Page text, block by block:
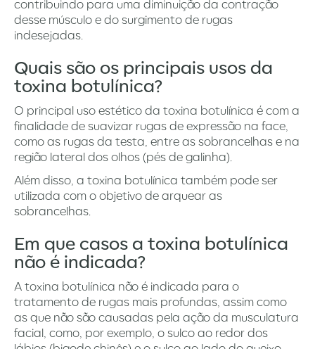
contribuindo para uma diminuição da contração
desse músculo e do surgimento de rugas
indesejadas.
Quais são os principais usos da
toxina botulínica?
O principal uso estético da toxina botulínica é com a
finalidade de suavizar rugas de expressão na face,
como as rugas da testa, entre as sobrancelhas e na
região lateral dos olhos (pés de galinha).
Além disso, a toxina botulínica também pode ser
utilizada com o objetivo de arquear as
sobrancelhas.
Em que casos a toxina botulínica
não é indicada?
A toxina botulínica não é indicada para o
tratamento de rugas mais profundas, assim como
as que não são causadas pela ação da musculatura
facial, como, por exemplo, o sulco ao redor dos